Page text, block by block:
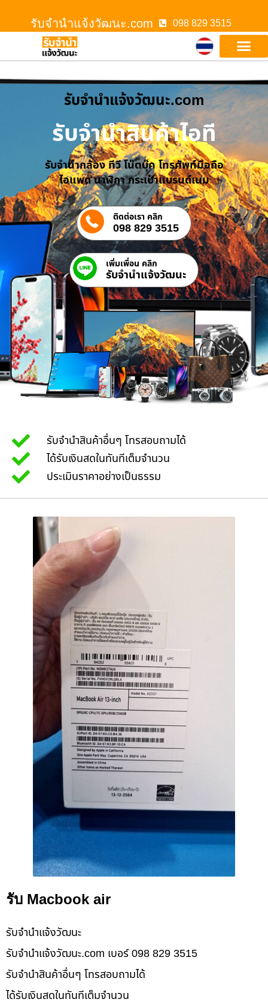
รับจํานําแจ้งวัฒนะ.com 098 829 3515
รับจํานําแจ้งวัฒนะ.com
รับจำนำสินค้าไอที
รับจำนำกล้อง ทีวี โน๊ตบุ๊ค โทรศัพท์มือถือ
ไอแพด นาฬิกา กระเป๋าแบรนด์เนม
ติดต่อเรา คลิก
098 829 3515
เพิ่มเพื่อน คลิก
รับจํานําแจ้งวัฒนะ
รับจำนำสินค้าอื่นๆ โทรสอบถามได้
ได้รับเงินสดในทันทีเต็มจำนวน
ประเมินราคาอย่างเป็นธรรม
รับ Macbook air
รับจํานําแจ้งวัฒนะ
รับจํานําแจ้งวัฒนะ.com เบอร์ 098 829 3515
รับจำนำสินค้าอื่นๆ โทรสอบถามได้
ได้รับเงินสดในทันทีเต็มจำนวน